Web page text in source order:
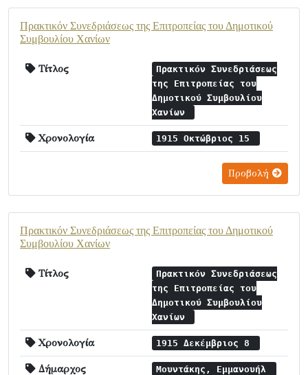
Πρακτικόν Συνεδριάσεως της Επιτροπείας του Δημοτικού
Συμβουλίου Χανίων
Τίτλος
Πρακτικόν Συνεδριάσεως
της Επιτροπείας του
Δημοτικού Συμβουλίου
Χανίων
Χρονολογία 1915 Οκτώβριος 15
Προβολή
Πρακτικόν Συνεδριάσεως της Επιτροπείας του Δημοτικού
Συμβουλίου Χανίων
Τίτλος
Πρακτικόν Συνεδριάσεως
της Επιτροπείας του
Δημοτικού Συμβουλίου
Χανίων
Χρονολογία 1915 Δεκέμβριος 8
Δήμαρχος Μουντάκης, Εμμανουήλ